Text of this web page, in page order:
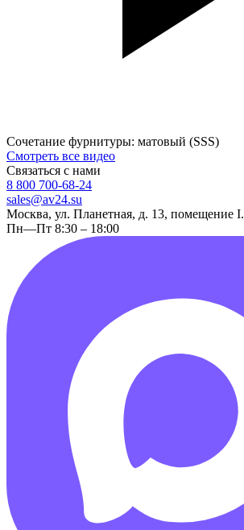
Сочетание фурнитуры: матовый (SSS)
Смотреть все видео
Связаться с нами
8 800 700-68-24
sales@av24.su
Москва, ул. Планетная, д. 13, помещение I.
Пн—Пт 8:30 – 18:00